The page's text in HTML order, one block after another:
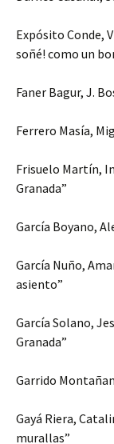
Expósito Conde,
soñé! como un
Faner Bagur, J.
Ferrero Masía,
Frisuelo Martín,
Granada”
García Boyano,
García Nuño,
asiento”
García Solano,
Granada”
Garrido
Gayá Riera,
murallas”